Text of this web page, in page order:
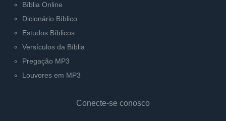
Bíblia Online
Dicionário Bíblico
Estudos Bíblicos
Versículos da Bíblia
Pregação MP3
Louvores em MP3
Conecte-se conosco